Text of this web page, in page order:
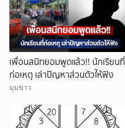
เพื่อนสนิทยอมพูดแล้ว!! นักเรียนที่
ก่อเหตุ เล่าปัญหาส่วนตัวให้ฟัง
มุมข่าว